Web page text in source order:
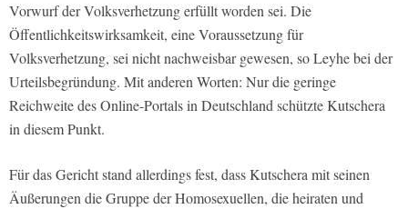
Vorwurf der Volksverhetzung erfüllt worden sei. Die
Öffentlichkeitswirksamkeit, eine Voraussetzung für
Volksverhetzung, sei nicht nachweisbar gewesen, so Leyhe bei der
Urteilsbegründung. Mit anderen Worten: Nur die geringe
Reichweite des Online-Portals in Deutschland schützte Kutschera
in diesem Punkt.
Für das Gericht stand allerdings fest, dass Kutschera mit seinen
Äußerungen die Gruppe der Homosexuellen, die heiraten und